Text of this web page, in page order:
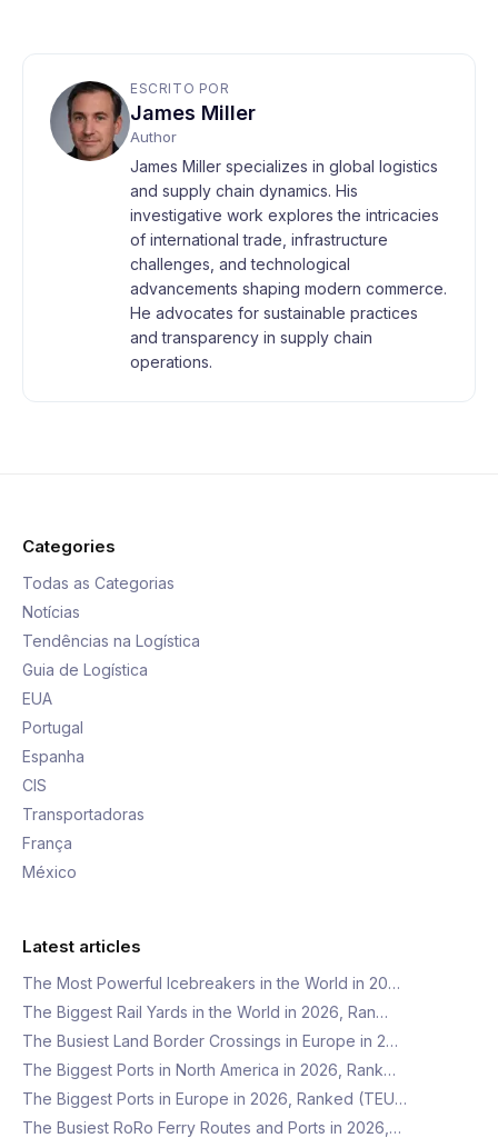
ESCRITO POR
James Miller
Author
James Miller specializes in global logistics
and supply chain dynamics. His
investigative work explores the intricacies
of international trade, infrastructure
challenges, and technological
advancements shaping modern commerce.
He advocates for sustainable practices
and transparency in supply chain
operations.
Categories
Todas as Categorias
Notícias
Tendências na Logística
Guia de Logística
EUA
Portugal
Espanha
CIS
Transportadoras
França
México
Latest articles
The Most Powerful Icebreakers in the World in 20…
The Biggest Rail Yards in the World in 2026, Ran…
The Busiest Land Border Crossings in Europe in 2…
The Biggest Ports in North America in 2026, Rank…
The Biggest Ports in Europe in 2026, Ranked (TEU…
The Busiest RoRo Ferry Routes and Ports in 2026,…